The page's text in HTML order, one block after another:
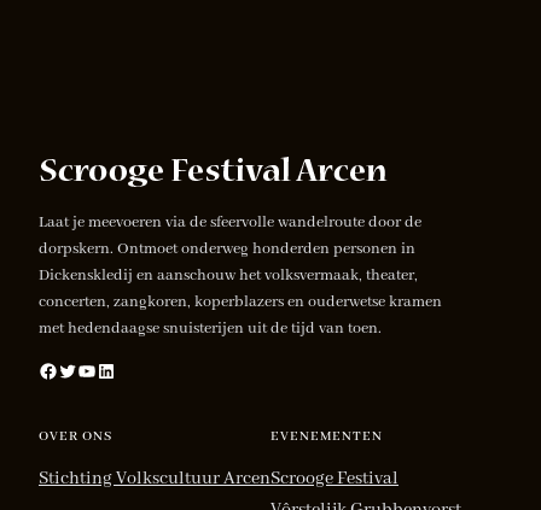
Laat je meevoeren via de sfeervolle wandelroute door de
dorpskern. Ontmoet onderweg honderden personen in
Dickenskledij en aanschouw het volksvermaak, theater,
concerten, zangkoren, koperblazers en ouderwetse kramen
met hedendaagse snuisterijen uit de tijd van toen.
Facebook Twitter YouTube LinkedIn
OVER ONS
Stichting Volkscultuur Arcen
EVENEMENTEN
Scrooge Festival